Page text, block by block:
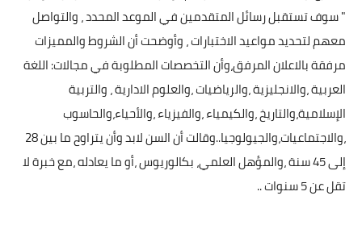
" سوف تستقبل رسائل المتقدمين في الموعد المحدد ، والتواصل
معهم لتحديد مواعيد الاختبارات ، وأوضحت أن الشروط والمميزات
مرفقة بالاعلان المرفق،وأن التخصصات المطلوبة في مجالات: اللغة
العربية ،والانجليزية ،والرياضيات ،والعلوم الادارية ، والتربية
الإسلامية،والتاريخ ،والكيمياء ،والفيزياء ،والأحياء،والحاسوب
،والاجتماعيات،والجيولوجيا..وقالت أن السن لابد وأن يتراوح ما بين 28
إلى 45 سنة ،والمؤهل العلمي، بكالوريوس ،أو ما يعادله ،مع خبرة لا
تقل عن 5 سنوات ..